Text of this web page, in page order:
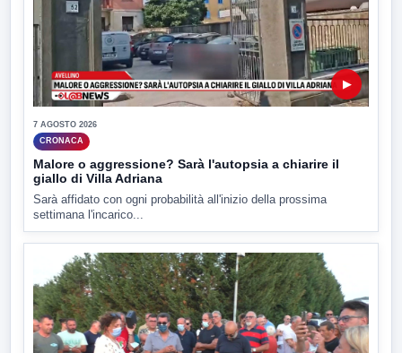
▶
7 AGOSTO 2026
CRONACA
Malore o aggressione? Sarà l'autopsia a chiarire il
giallo di Villa Adriana
Sarà affidato con ogni probabilità all'inizio della prossima
settimana l'incarico...